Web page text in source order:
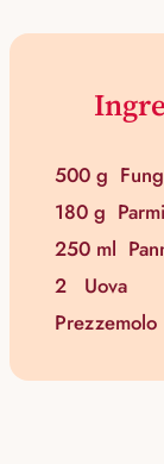
500 g
180 g
250 ml
2
Uova
Prezzemolo